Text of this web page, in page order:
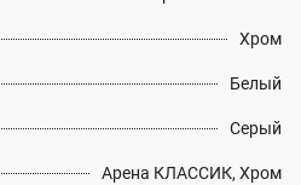
Хром
Белый
Серый
Арена КЛАССИК, Хром